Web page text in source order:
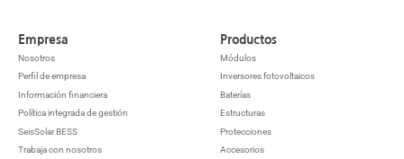
Empresa
Nosotros
Perfil de empresa
Información financiera
Política integrada de gestión
SeisSolar BESS
Trabaja con nosotros
Productos
Módulos
Inversores fotovoltaicos
Baterías
Estructuras
Protecciones
Accesorios